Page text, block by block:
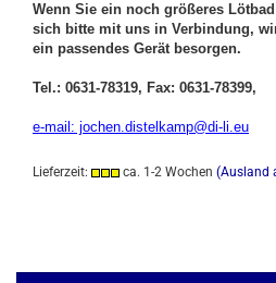
Wenn Sie ein noch größeres
sich bitte mit uns in Verbindung,
ein passendes Gerät besorgen.
Tel.: 0631-78319, Fax: 0631-78399,
e-mail: jochen.distelkamp@di-li.eu
Lieferzeit: ca. 1-2 Wochen (Ausland